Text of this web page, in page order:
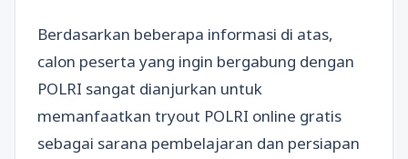
Berdasarkan beberapa informasi di atas,
calon peserta yang ingin bergabung dengan
POLRI sangat dianjurkan untuk
memanfaatkan tryout POLRI online gratis
sebagai sarana pembelajaran dan persiapan